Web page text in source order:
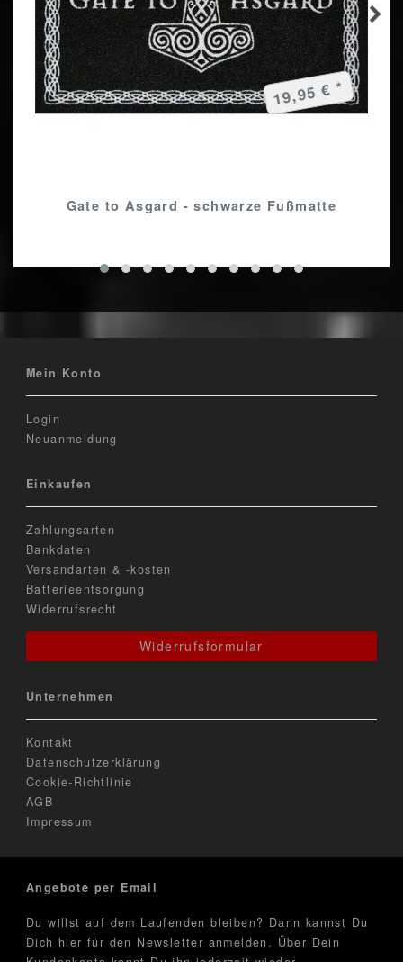
Gate to Asgard - schwarze Fußmatte
19,95 € *
Mein Konto
Login
Neuanmeldung
Einkaufen
Zahlungsarten
Bankdaten
Versandarten & -kosten
Batterieentsorgung
Widerrufsrecht
Widerrufsformular
Unternehmen
Kontakt
Datenschutzerklärung
Cookie-Richtlinie
AGB
Impressum
Angebote per Email
Du willst auf dem Laufenden bleiben? Dann kannst Du
Dich hier für den Newsletter anmelden. Über Dein